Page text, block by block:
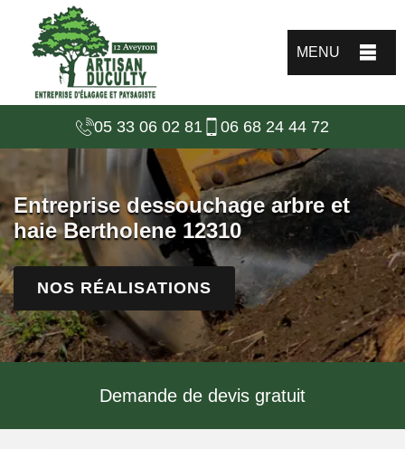
MENU
05 33 06 02 81 06 68 24 44 72
Entreprise dessouchage arbre et
haie Bertholene 12310
NOS RÉALISATIONS
Demande de devis gratuit